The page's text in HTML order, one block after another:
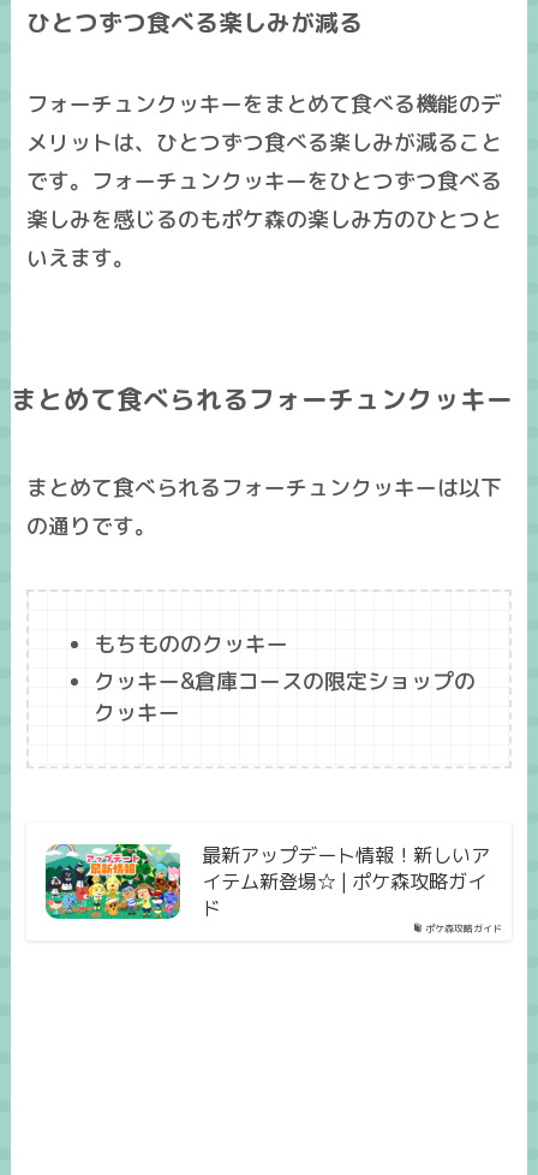
ひとつずつ食べる楽しみが減る
フォーチュンクッキーをまとめて食べる機能のデ
メリットは、 ひとつずつ食べる楽しみが減ること
です。フォーチュンクッキーをひとつずつ食べる
楽しみを感じるのもポケ森の楽しみ方のひとつと
いえます。
まとめて食べられるフォーチュンクッキー
まとめて食べられるフォーチュンクッキーは以下
の通りです。
もちもののクッキー
クッキー&倉庫コースの限定ショップの
クッキー
ポケ森攻略ガイド
最新アップデート情報！新しいア
イテム新登場☆ | ポケ森攻略ガイ
ド